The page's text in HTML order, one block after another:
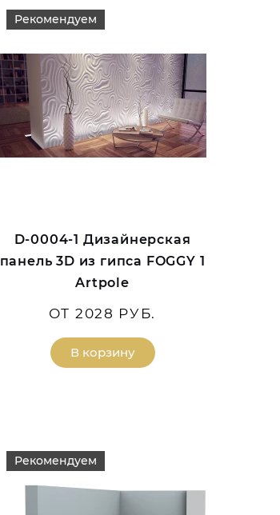
Рекомендуем
D-0004-1 Дизайнерская
панель 3D из гипса FOGGY 1
Artpole
ОТ 2028 РУБ.
В корзину
Рекомендуем